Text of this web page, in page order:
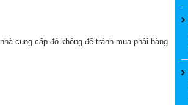
cung cấp đó không để tránh mua phải hàng